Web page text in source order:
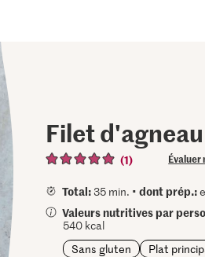
Filet
(1)
Total: 35 min. •dont prép.:
Valeurs nutritives par
540 kcal
Sans gluten
Plat